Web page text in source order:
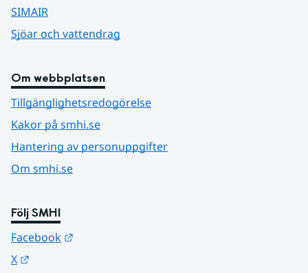
SIMAIR
Sjöar och vattendrag
Om webbplatsen
Tillgänglighetsredogörelse
Kakor på smhi.se
Hantering av personuppgifter
Om smhi.se
Följ SMHI
Facebook
X